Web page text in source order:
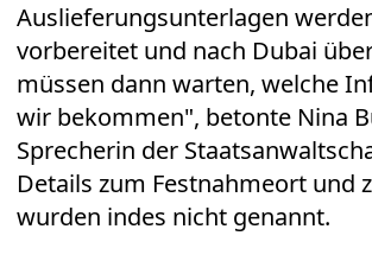
Auslieferungsunterlagen
vorbereitet und nach Dubai
müssen dann warten, welche
wir bekommen", betonte Nina
Sprecherin der
Details zum Festnahmeort und
wurden indes nicht genannt.